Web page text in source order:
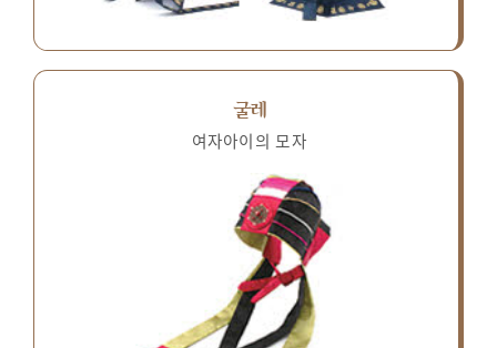
굴레
여자아이의 모자